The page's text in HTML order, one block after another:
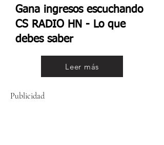
Gana ingresos escuchando
CS RADIO HN - Lo que
debes saber
Leer más
Publicidad